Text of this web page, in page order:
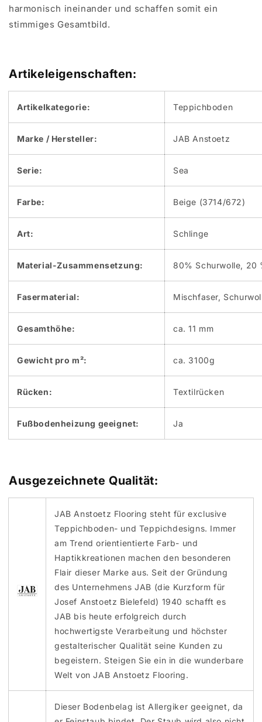
harmonisch ineinander und schaffen somit ein
stimmiges Gesamtbild.
Artikeleigenschaften:
Artikelkategorie: Teppichboden
Marke / Hersteller: JAB Anstoetz
Serie: Sea
Farbe: Beige (3714/672)
Art: Schlinge
Material-Zusammensetzung: 80% Schurwolle, 20
Fasermaterial: Mischfaser,
Gesamthöhe: ca. 11 mm
Gewicht pro m²: ca. 3100g
Rücken: Textilrücken
Fußbodenheizung geeignet: Ja
Ausgezeichnete Qualität:
JAB Anstoetz Flooring steht für exclusive
Teppichboden- und Teppichdesigns. Immer
am Trend orientientierte Farb- und
Haptikkreationen machen den besonderen
Flair dieser Marke aus. Seit der Gründung
des Unternehmens JAB (die Kurzform für
Josef Anstoetz Bielefeld) 1940 schafft es
JAB bis heute erfolgreich durch
hochwertigste Verarbeitung und höchster
gestalterischer Qualität seine Kunden zu
begeistern. Steigen Sie ein in die wunderbare
Welt von JAB Anstoetz Flooring.
Dieser Bodenbelag ist Allergiker geeignet, da